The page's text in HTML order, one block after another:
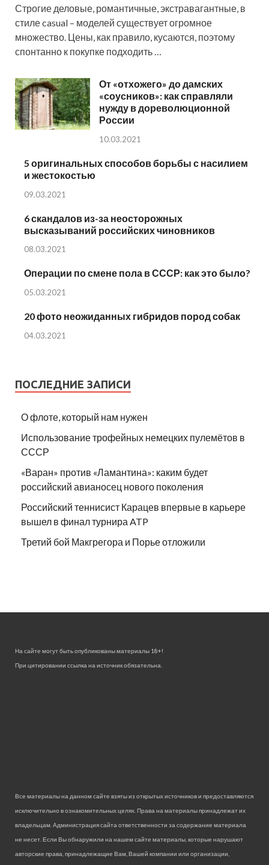
Строгие деловые, романтичные, экстравагантные, в
стиле casual – моделей существует огромное
множество. Цены, как правило, кусаются, поэтому
спонтанно к покупке подходить …
От «отхожего» до дамских
«соусников»: как справляли
нужду в дореволюционной
России
10.03.2021
5 оригинальных способов борьбы с насилием
и жестокостью
09.03.2021
6 скандалов из-за неосторожных
высказываний российских чиновников
08.03.2021
Операции по смене пола в СССР: как это было?
05.03.2021
20 фото неожиданных гибридов пород собак
04.03.2021
ПОСЛЕДНИЕ ЗАПИСИ
О флоте, который нам нужен
Использование трофейных немецких пулемётов в
СССР
«Варан» против «Ламантина»: каким будет
российский авианосец нового поколения
Российский теннисист Карацев впервые в карьере
вышел в финал турнира ATP
Третий бой Макгрегора и Порье отложили
На сайте могут быть опубликованы материалы 18+!
При цитировании ссылка на источник обязательна.
Все материалы на данном сайте взяты из открытых источников и предоставляются
исключительно в ознакомительных целях. Права на материалы принадлежат их
владельцам. Администрация сайта ответственности за содержание материала
не несет. Если Вы обнаружили на нашем сайте материалы, которые нарушают
авторские права, принадлежащие Вам, Вашей компании или организации,